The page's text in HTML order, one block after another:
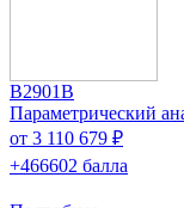
B2901B
Параметрический
от 3 110 679 ₽
+466602 балла